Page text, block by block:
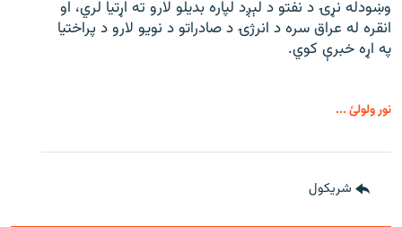
وښودله نړۍ د نفتو د لېږد لپاره بدیلو لارو ته اړتیا لري، او
انقره له عراق سره د انرژۍ د صادراتو د نویو لارو د پراختیا
په اړه خبرې کوي.
نور ولولئ ...
شريکول